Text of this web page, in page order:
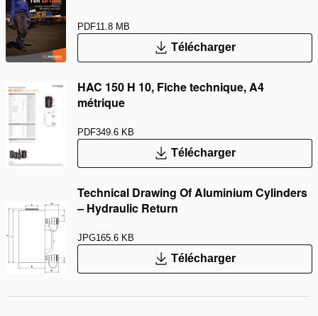
PDF11.8 MB
Télécharger
HAC 150 H 10, Fiche technique, A4
métrique
PDF349.6 KB
Télécharger
Technical Drawing Of Aluminium Cylinders
– Hydraulic Return
JPG165.6 KB
Télécharger